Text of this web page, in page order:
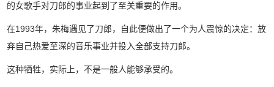
的女歌手对刀郎的事业起到了至关重要的作用。
在1993年，朱梅遇见了刀郎，自此便做出了一个为人震惊的决定：放
弃自己热爱至深的音乐事业并投入全部支持刀郎。
这种牺牲，实际上，不是一般人能够承受的。